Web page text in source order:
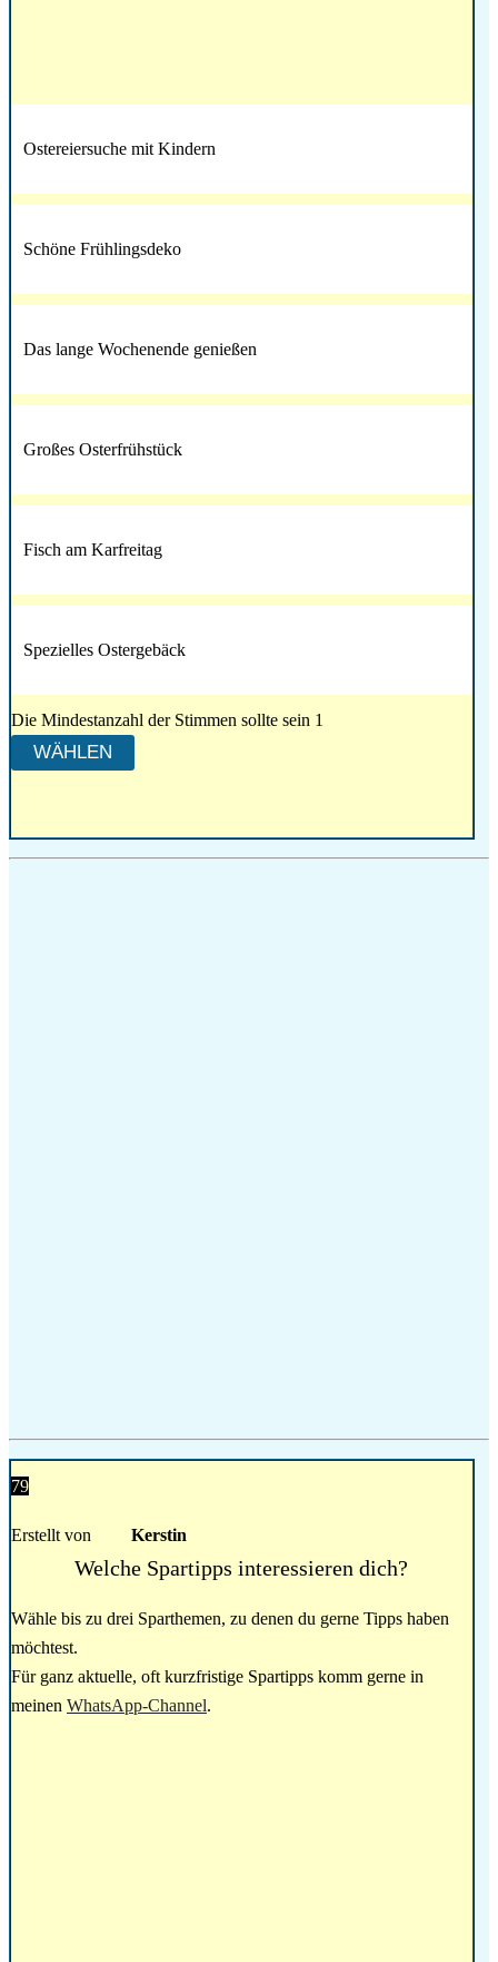
Ostereiersuche mit Kindern
Schöne Frühlingsdeko
Das lange Wochenende genießen
Großes Osterfrühstück
Fisch am Karfreitag
Spezielles Ostergebäck
Die Mindestanzahl der Stimmen sollte sein 1
79
Erstellt von Kerstin
Welche Spartipps interessieren dich?
Wähle bis zu drei Sparthemen, zu denen du gerne Tipps haben
möchtest.
Für ganz aktuelle, oft kurzfristige Spartipps komm gerne in
meinen WhatsApp-Channel.